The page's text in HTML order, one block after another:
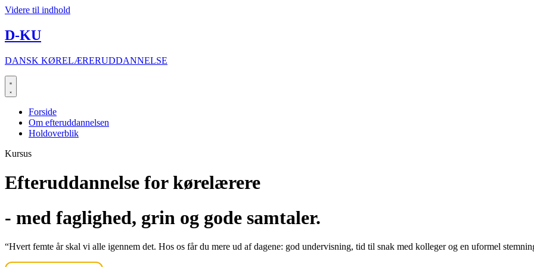
Videre til indhold
D-KU
DANSK KØRELÆRERUDDANNELSE
Forside
Om efteruddannelsen
Holdoverblik
Kursus
Efteruddannelse for kørelærere
- med faglighed, grin og gode samtaler.
“Hvert femte år skal vi alle igennem det. Hos os får du mere ud af dagene: god undervisning, tid til snak med kolleger og en uformel